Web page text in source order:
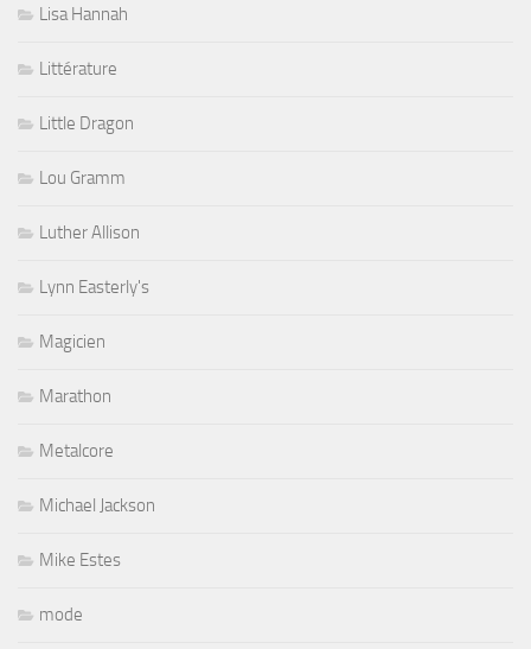
Lisa Hannah
Littérature
Little Dragon
Lou Gramm
Luther Allison
Lynn Easterly's
Magicien
Marathon
Metalcore
Michael Jackson
Mike Estes
mode